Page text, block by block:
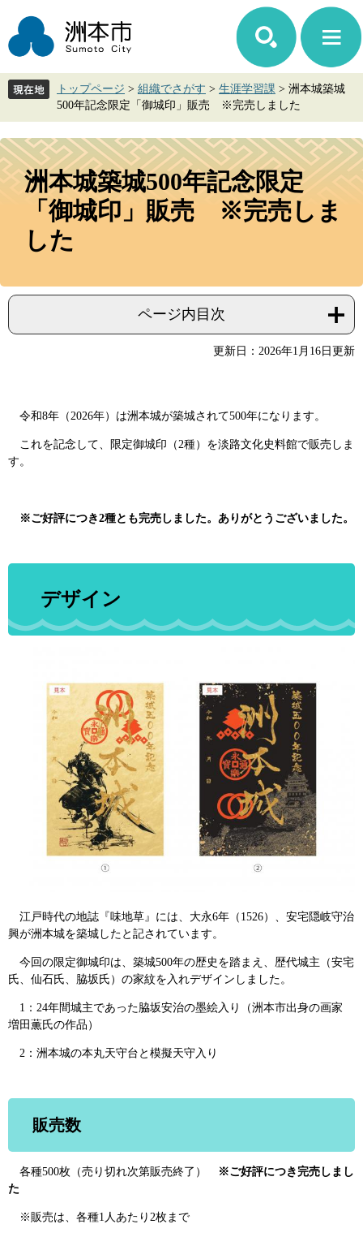
ジ
先
ュ
を
て
本
トップページ > 組織でさがす > 生涯学習課 > 洲本城築城
500年記念限定「御城印」販売 ※完売しました
本
文
洲本城築城500年記念限定
「御城印」販売 ※完売しま
した
ページ内目次
更新日：2026年1月16日更新
令和8年（2026年）は洲本城が築城されて500年になります。
これを記念して、限定御城印（2種）を淡路文化史料館で販売しま
す。
※ご好評につき2種とも完売しました。ありがとうございました。
デザイン
江戸時代の地誌『味地草』には、大永6年（1526）、安宅隠岐守治
興が洲本城を築城したと記されています。
今回の限定御城印は、築城500年の歴史を踏まえ、歴代城主（安宅
氏、仙石氏、脇坂氏）の家紋を入れデザインしました。
1：24年間城主であった脇坂安治の墨絵入り（洲本市出身の画家
増田薫氏の作品）
2：洲本城の本丸天守台と模擬天守入り
販売数
各種500枚（売り切れ次第販売終了）
※ご好評につき完売しまし
た
※販売は、各種1人あたり2枚まで